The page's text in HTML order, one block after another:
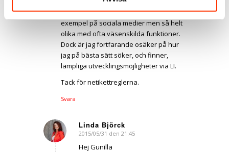
att LinkedIn och Facebook båda är
exempel på sociala medier men så helt
olika med ofta väsenskilda funktioner.
Dock är jag fortfarande osäker på hur
jag på bästa sätt söker, och finner,
lämpliga utvecklingsmöjligheter via LI.
Tack för netikettreglerna.
Svara
Linda Björck
says:
2015/05/31 den 21:45
Hej Gunilla